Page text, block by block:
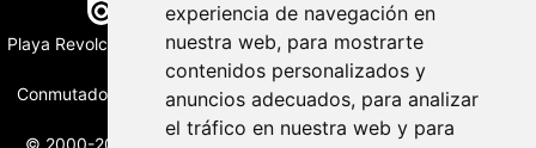
experiencia de navegación en
nuestra web, para mostrarte
contenidos personalizados y
anuncios adecuados, para analizar
el tráfico en nuestra web y para
Playa Revolcadero 222 Col. Reforma Iztaccihuatl Norte C.P. 08810
CIUDAD DE MEXICO
Conmutador CIUDAD DE MEXICO (+52) 555 740 4476, 555 740
© 2000-2026 BURO DE MERCADOTECNIA DEL CENTRO, S.A.